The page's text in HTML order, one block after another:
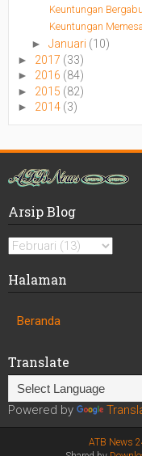
Keuntungan
Keuntungan
► Januari (10)
► 2017 (33)
► 2016 (84)
► 2015 (82)
► 2014 (3)
Arsip Blog
Halaman
Beranda
Translate
Powered by
ATB News